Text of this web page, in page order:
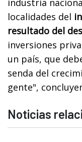
industria
localidades del
resultado del
inversiones
un país, que
senda del
gente",
Noticias